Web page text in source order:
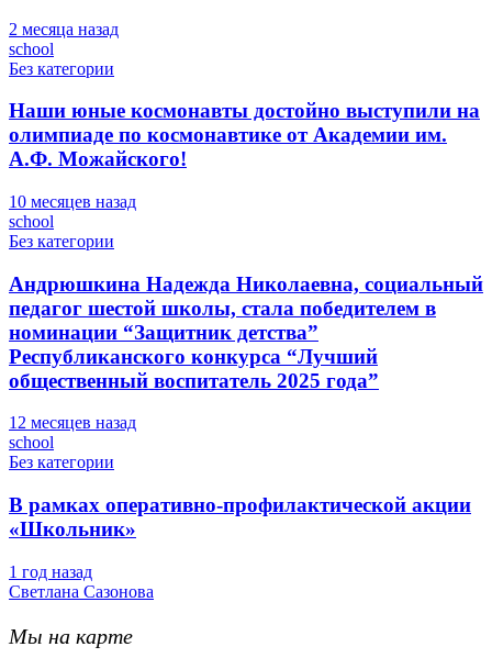
2 месяца назад
school
Без категории
Наши юные космонавты достойно выступили на
олимпиаде по космонавтике от Академии им.
А.Ф. Можайского!
10 месяцев назад
school
Без категории
Андрюшкина Надежда Николаевна, социальный
педагог шестой школы, стала победителем в
номинации “Защитник детства”
Республиканского конкурса “Лучший
общественный воспитатель 2025 года”
12 месяцев назад
school
Без категории
В рамках оперативно-профилактической акции
«Школьник»
1 год назад
Светлана Сазонова
Мы на карте